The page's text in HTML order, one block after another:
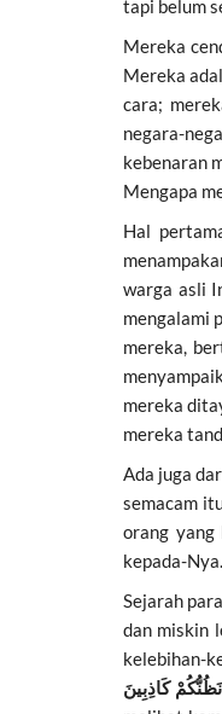
tapi belum
Mereka
Mereka
cara;
negara-
kebenaran
Mengapa
Hal
warga asli
mengalami
mereka,
mereka
mereka
Ada juga
semacam
orang yang
kepada-Nya.
Sejarah
dan miskin
kelebihan-
كَاذِبِينَ